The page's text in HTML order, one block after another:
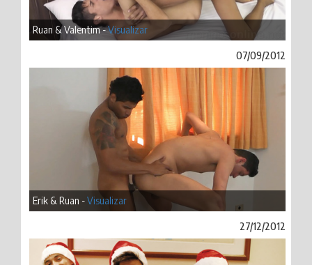
Ruan & Valentim -Visualizar
07/09/2012
Erik & Ruan -Visualizar
27/12/2012